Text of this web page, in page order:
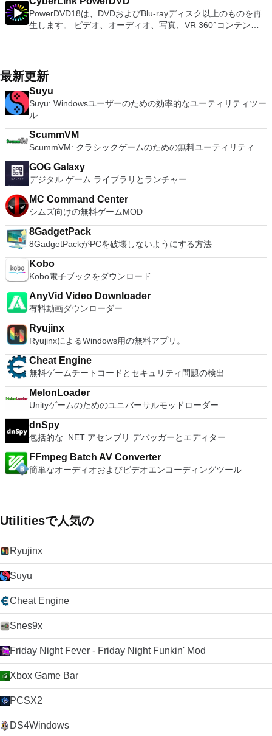
トヴィエシュ、リエトゥビウ、マジャール、オランダ、ノルス
ク、ポルスキ、ポルトガル、ポルトガル、スロヴェンスキー、
スロベンツキー、スロヴェンスキーSrpski、Suomi、
は、スタンドアロンオプションを選択する必要があります。
主な機能は次のとおりです。 クラウドサービスを介してVNC
Connectを実行しているコンピューターに接続します。 Apple
バイス間の接続をバックアップおよび同期します。 仮想キー
ボードの上のスクロールバーには、Command / Windowsなど
の高度なキーが含まれています。 Bluetoothキーボードのサポ
ート。 VNC Connectサブスクリプションには、無料、有料、
ンごとに、RealVNCのWebサイトにアクセスして、各コンピ
ューターにVNC Connectをダウンロードするだけです。次
に、RealVNCアカウントの資格情報を使用して、ローカルマ
シンでVNC Viewerにサインインします。そこから、コンピュ
ーターを確認して接続できます。 VNC Connectを使用する
と、セッションはエンドツーエンドで暗号化されます。アプリ
はすぐに各コンピューターをパスワードで保護します。コンピ
ューターへのログインに使用するのと同じユーザー名とパスワ
ードを入力するだけです。 WIN 7,8,8.1,10をサポートしま
す。 VNC ViewerのMacバージョンをお探しですか？ここから
ダウンロード
ダウンロードは、次のOfficeプログラムで動作します。
Microsoft Office Access 2007。 Microsoft Office Excel 2007。
Microsoft Office InfoPath 2007。 Microsoft Office OneNote
Microsoft Save as PDFまたはXPSアドインは、2007 Microsoft
Office systemソフトウェアの補足条項であり、2007 Microsoft
Office systemソフトウェアのライセンス条項の対象となりま
す。 システム要件：サポートされているオペレーティングシ
XP Service Pack 2。
PowerDVD18は、DVDおよびBlu-rayディスク以上のものを再
生します。 ビデオ、オーディオ、写真、VR 360°コンテン
の増え続けるコレクションへのアクセスで仮想世界に没頭する
か、PCまたはラップトップでの比類のない再生サポートと独
自の強化により、どこにいても簡単にリラックスできます。
新機能は次のとおりです。 4K DHR向けに最適化 Ultra HD
Blu-ray、4K、HEVC / H.265およびHDR10コンテンツをサポー
ト全画面モードで21：9モニターで2.35：1の映画を見る常時
オンのミニビューでYouTubeライブを見る YouTubeおよび
Vimeoで4K HDRおよび360ビデオを再生 VRエクスペリエンス
の向上：Microsoft Mixed Realityヘッドセット、HTC、VIVE、
およびOculus Riftをサポート Fire TVとキャストのサポート
注：これは商用トライアルです。
最新更新
Suyu
Suyu: Windowsユーザーのための効率的なユーティリティツー
ル
ScummVM
ScummVM: クラシックゲームのための無料ユーティリティ
GOG Galaxy
デジタル ゲーム ライブラリとランチャー
MC Command Center
シムズ向けの無料ゲームMOD
8GadgetPack
8GadgetPackがPCを破壊しないようにする方法
Kobo
Kobo電子ブックをダウンロード
AnyVid Video Downloader
有料動画ダウンローダー
Ryujinx
RyujinxによるWindows用の無料アプリ。
Cheat Engine
無料ゲームチートコードとセキュリティ問題の検出
MelonLoader
Unityゲームのためのユニバーサルモッドローダー
dnSpy
包括的な .NET アセンブリ デバッガーとエディター
FFmpeg Batch AV Converter
簡単なオーディオおよびビデオエンコーディングツール
Utilitiesで人気の
Ryujinx
Suyu
Cheat Engine
Snes9x
Friday Night Fever - Friday Night Funkin' Mod
Xbox Game Bar
PCSX2
DS4Windows